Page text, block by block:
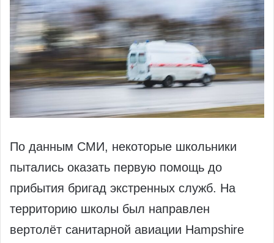
По данным СМИ, некоторые школьники
пытались оказать первую помощь до
прибытия бригад экстренных служб. На
территорию школы был направлен
вертолёт санитарной авиации Hampshire